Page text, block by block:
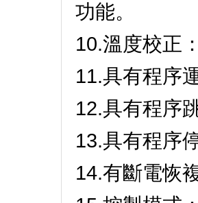
功能。
10.溫度校正
11.具有程序運
12.具有程序跳
13.具有程序停
14.有斷電恢複